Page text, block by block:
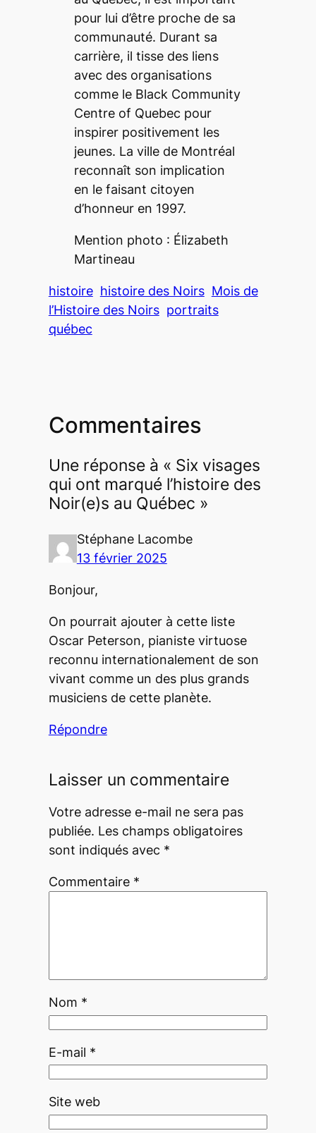
pour lui d’être proche de sa
communauté. Durant sa
carrière, il tisse des liens
avec des organisations
comme le Black Community
Centre of Quebec pour
inspirer positivement les
jeunes. La ville de Montréal
reconnaît son implication
en le faisant citoyen
d’honneur en 1997.
Mention photo : Élizabeth
Martineau
histoire histoire des Noirs Mois de
l’Histoire des Noirs portraits
québec
Commentaires
Une réponse à « Six visages
qui ont marqué l’histoire des
Noir(e)s au Québec »
Stéphane Lacombe
13 février 2025
Bonjour,
On pourrait ajouter à cette liste
Oscar Peterson, pianiste virtuose
reconnu internationalement de son
vivant comme un des plus grands
musiciens de cette planète.
Répondre
Laisser un commentaire
Votre adresse e-mail ne sera pas
publiée. Les champs obligatoires
sont indiqués avec *
Commentaire *
Nom *
E-mail *
Site web